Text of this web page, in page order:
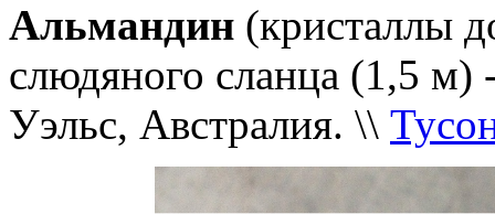
Альмандин (кристаллы
слюдяного сланца (1,5
Уэльс, Австралия. \\